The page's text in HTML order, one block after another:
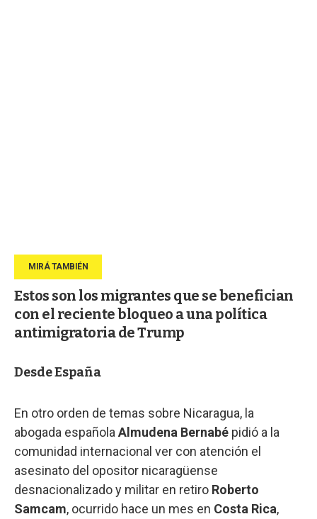
Estos son los migrantes que se benefician
con el reciente bloqueo a una política
antimigratoria de Trump
Desde España
En otro orden de temas sobre Nicaragua, la
abogada española Almudena Bernabé pidió a la
comunidad internacional ver con atención el
asesinato del opositor nicaragüense
desnacionalizado y militar en retiro Roberto
Samcam, ocurrido hace un mes en Costa Rica,